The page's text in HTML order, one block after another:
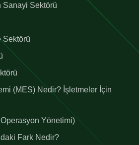
Sanayi Sektörü
Sektörü
(MES) Nedir? İşletmeler İçin
Yönetimi)
Fark Nedir?